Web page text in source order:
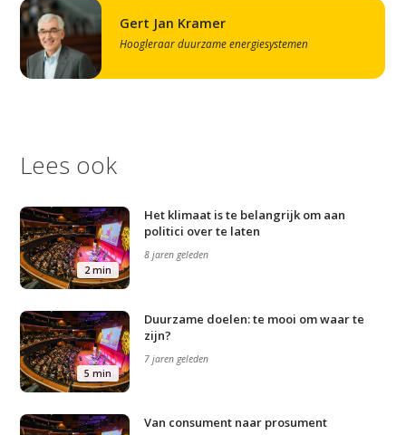
Gert Jan Kramer
Hoogleraar duurzame energiesystemen
Lees ook
2 min
Het klimaat is te belangrijk om aan
politici over te laten
8 jaren geleden
5 min
Duurzame doelen: te mooi om waar te
zijn?
7 jaren geleden
Van consument naar prosument